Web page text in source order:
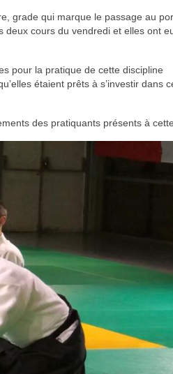
grade qui marque le passage au
cours du vendredi et elles ont
pour la pratique de cette discipline
étaient prêts à s’investir dans
des pratiquants présents à